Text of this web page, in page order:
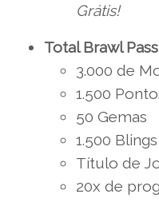
Grátis!
Total Brawl
3.000 de
1.500
50 Gemas
1.500 Blings
Título de
20x de